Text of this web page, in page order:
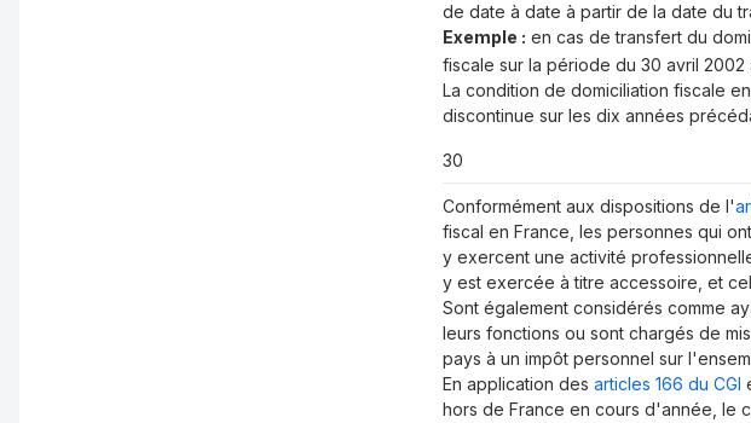
de date à date à partir de la date du
Exemple : en cas de transfert du
fiscale sur la période du 30 avril 2002
La condition de domiciliation fiscale
discontinue sur les dix années
30
Conformément aux dispositions de l'
fiscal en France, les personnes qui
y exercent une activité
y est exercée à titre accessoire, et
Sont également considérés comme
leurs fonctions ou sont chargés de
pays à un impôt personnel sur
En application des articles 166 du CGI
hors de France en cours d'année, le